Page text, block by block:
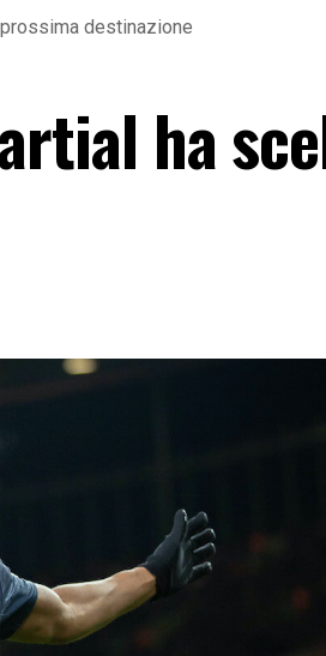
destinazione
ha